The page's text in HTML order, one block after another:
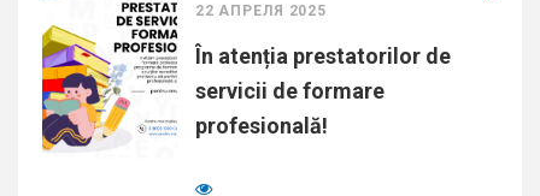
22 АПРЕЛЯ 2025
În atenția prestatorilor de
servicii de formare
profesională!